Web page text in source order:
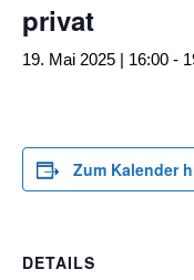
privat
19. Mai 2025 | 16:00 -
Zum Kalender
DETAILS